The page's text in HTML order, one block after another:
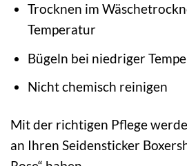
Trocknen im
Temperatur
Bügeln bei niedriger
Nicht chemisch reinigen
Mit der richtigen Pflege
an Ihren Seidensticker